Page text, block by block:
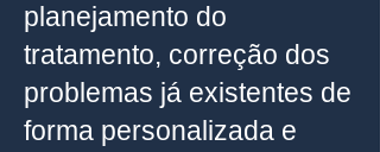
planejamento do
tratamento, correção dos
problemas já existentes de
forma personalizada e